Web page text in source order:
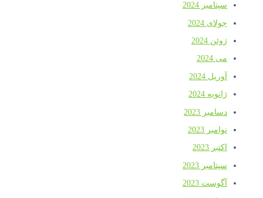
سپتامبر 2024
جولای 2024
ژوئن 2024
می 2024
آوریل 2024
ژانویه 2024
دسامبر 2023
نوامبر 2023
اکتبر 2023
سپتامبر 2023
آگوست 2023